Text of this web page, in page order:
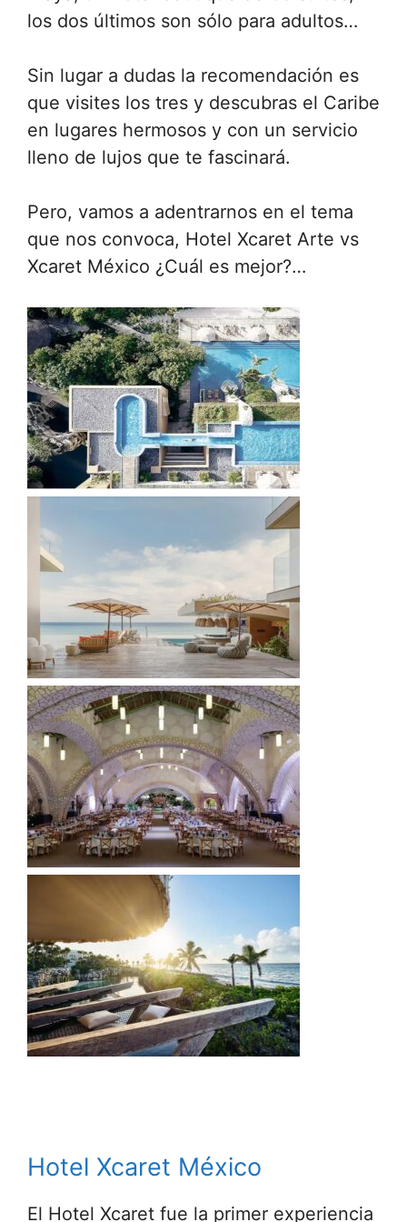
los dos últimos son sólo para adultos…
Sin lugar a dudas la recomendación es
que visites los tres y descubras el Caribe
en lugares hermosos y con un servicio
lleno de lujos que te fascinará.
Pero, vamos a adentrarnos en el tema
que nos convoca, Hotel Xcaret Arte vs
Xcaret México ¿Cuál es mejor?…
Hotel Xcaret México
El Hotel Xcaret fue la primer experiencia